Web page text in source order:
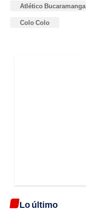
Atlético Bucaramanga
Colo Colo
Lo último